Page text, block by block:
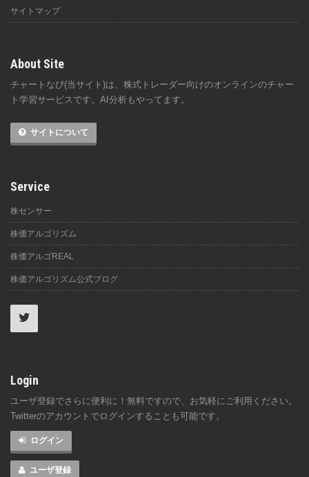
サイトマップ
About Site
チャートなび(当サイト)は、株式トレーダー向けのオンラインのチャー
ト学習サービスです。AI分析もやってます。
サイトについて
Service
株センサー
株価アルゴリズム
株価アルゴREAL
株価アルゴリズム公式ブログ
Login
ユーザ登録でさらに便利に！無料ですので、お気軽にご利用ください。
Twitterのアカウントでログインすることも可能です。
ログイン
ユーザ登録